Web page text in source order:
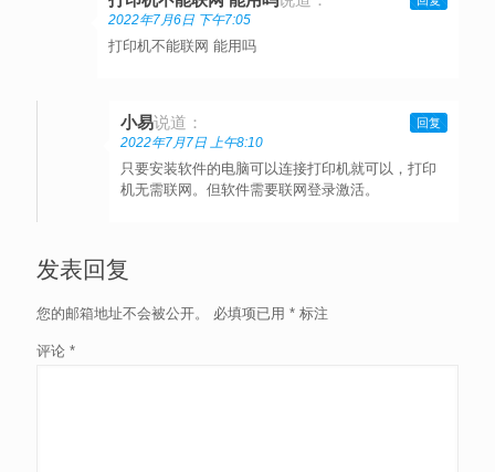
2022年7月6日 下午7:05
打印机不能联网 能用吗
小易说道：
2022年7月7日 上午8:10
只要安装软件的电脑可以连接打印机就可以，打印
机无需联网。但软件需要联网登录激活。
回复
发表回复
您的邮箱地址不会被公开。 必填项已用 * 标注
评论 *